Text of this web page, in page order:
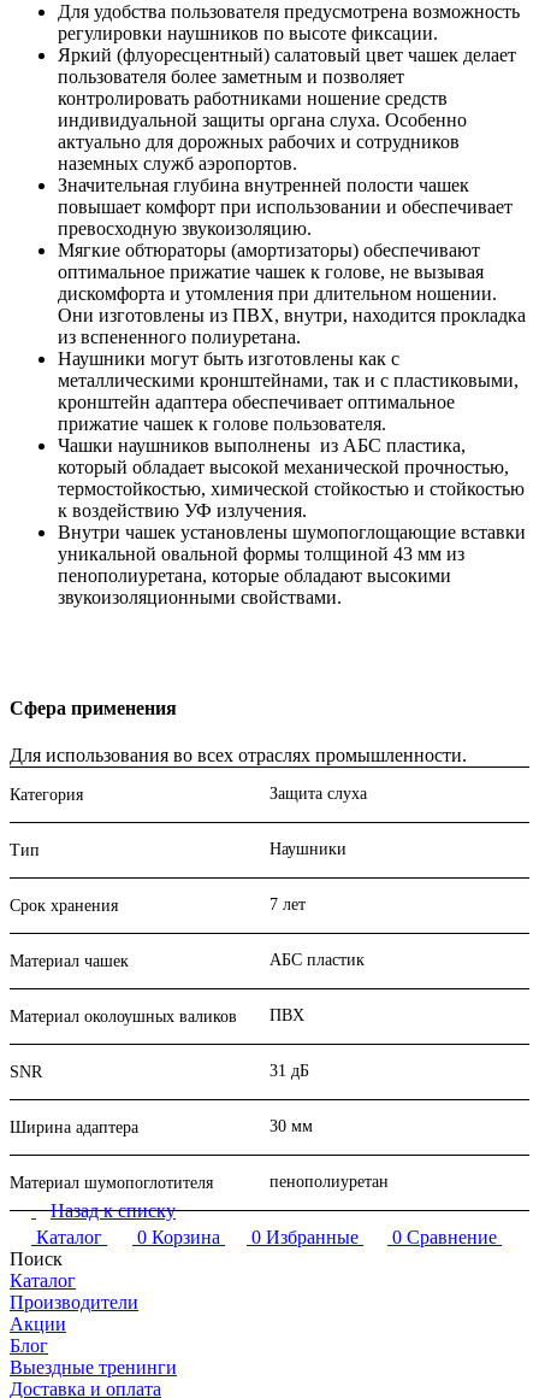
Для удобства пользователя предусмотрена возможность
регулировки наушников по высоте фиксации.
Яркий (флуоресцентный) салатовый цвет чашек делает
пользователя более заметным и позволяет
контролировать работниками ношение средств
индивидуальной защиты органа слуха. Особенно
актуально для дорожных рабочих и сотрудников
наземных служб аэропортов.
Значительная глубина внутренней полости чашек
повышает комфорт при использовании и обеспечивает
превосходную звукоизоляцию.
Мягкие обтюраторы (амортизаторы) обеспечивают
оптимальное прижатие чашек к голове, не вызывая
дискомфорта и утомления при длительном ношении.
Они изготовлены из ПВХ, внутри, находится прокладка
из вспененного полиуретана.
Наушники могут быть изготовлены как с
металлическими кронштейнами, так и с пластиковыми,
кронштейн адаптера обеспечивает оптимальное
прижатие чашек к голове пользователя.
Чашки наушников выполнены из АБС пластика,
который обладает высокой механической прочностью,
термостойкостью, химической стойкостью и стойкостью
к воздействию УФ излучения.
Внутри чашек установлены шумопоглощающие вставки
уникальной овальной формы толщиной 43 мм из
пенополиуретана, которые обладают высокими
звукоизоляционными свойствами.
Сфера применения
Для использования во всех отраслях промышленности.
Категория Защита слуха
Тип Наушники
Срок хранения 7 лет
Материал чашек АБС пластик
Материал околоушных валиков ПВХ
SNR 31 дБ
Ширина адаптера 30 мм
Материал шумопоглотителя пенополиуретан
Назад к списку
Каталог
0 Корзина 0 Избранные 0 Сравнение
Поиск
Каталог
Производители
Акции
Блог
Выездные тренинги
Доставка и оплата